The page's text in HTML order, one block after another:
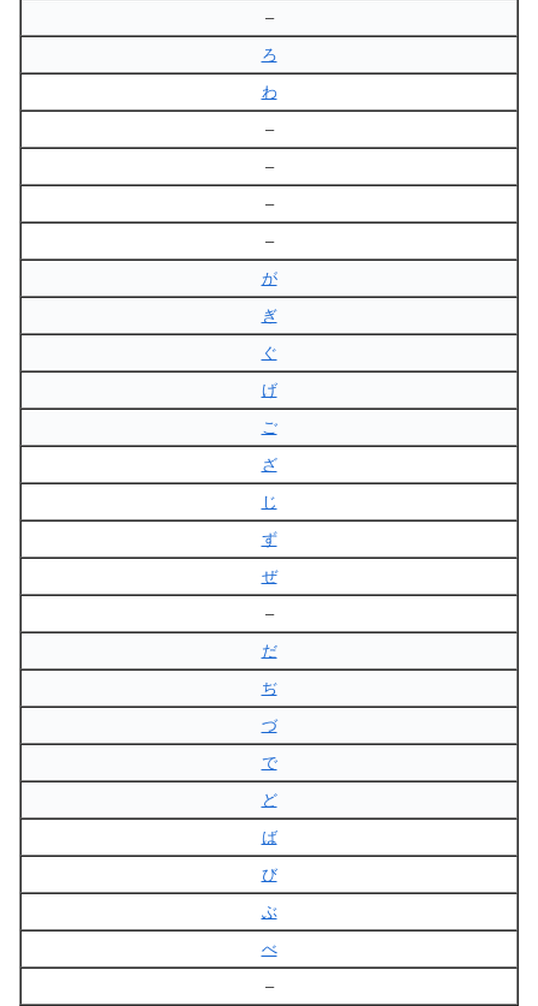
–
ろ
わ
–
–
–
–
が
ぎ
ぐ
げ
ご
ざ
じ
ず
ぜ
–
だ
ぢ
づ
で
ど
ば
び
ぶ
べ
–